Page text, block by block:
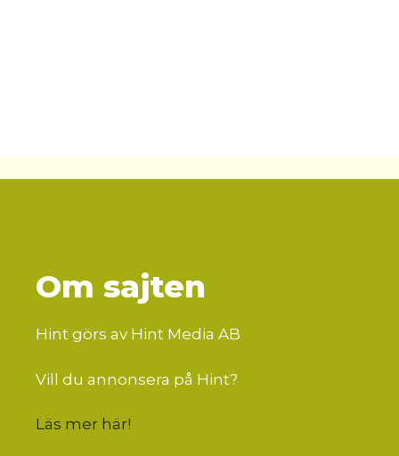
Om sajten
Hint görs av Hint Media AB
Vill du annonsera på Hint?
Läs mer här!